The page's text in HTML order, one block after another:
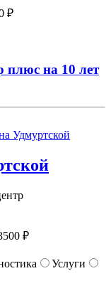
₽
плюс на 10 лет
₽
Услуги